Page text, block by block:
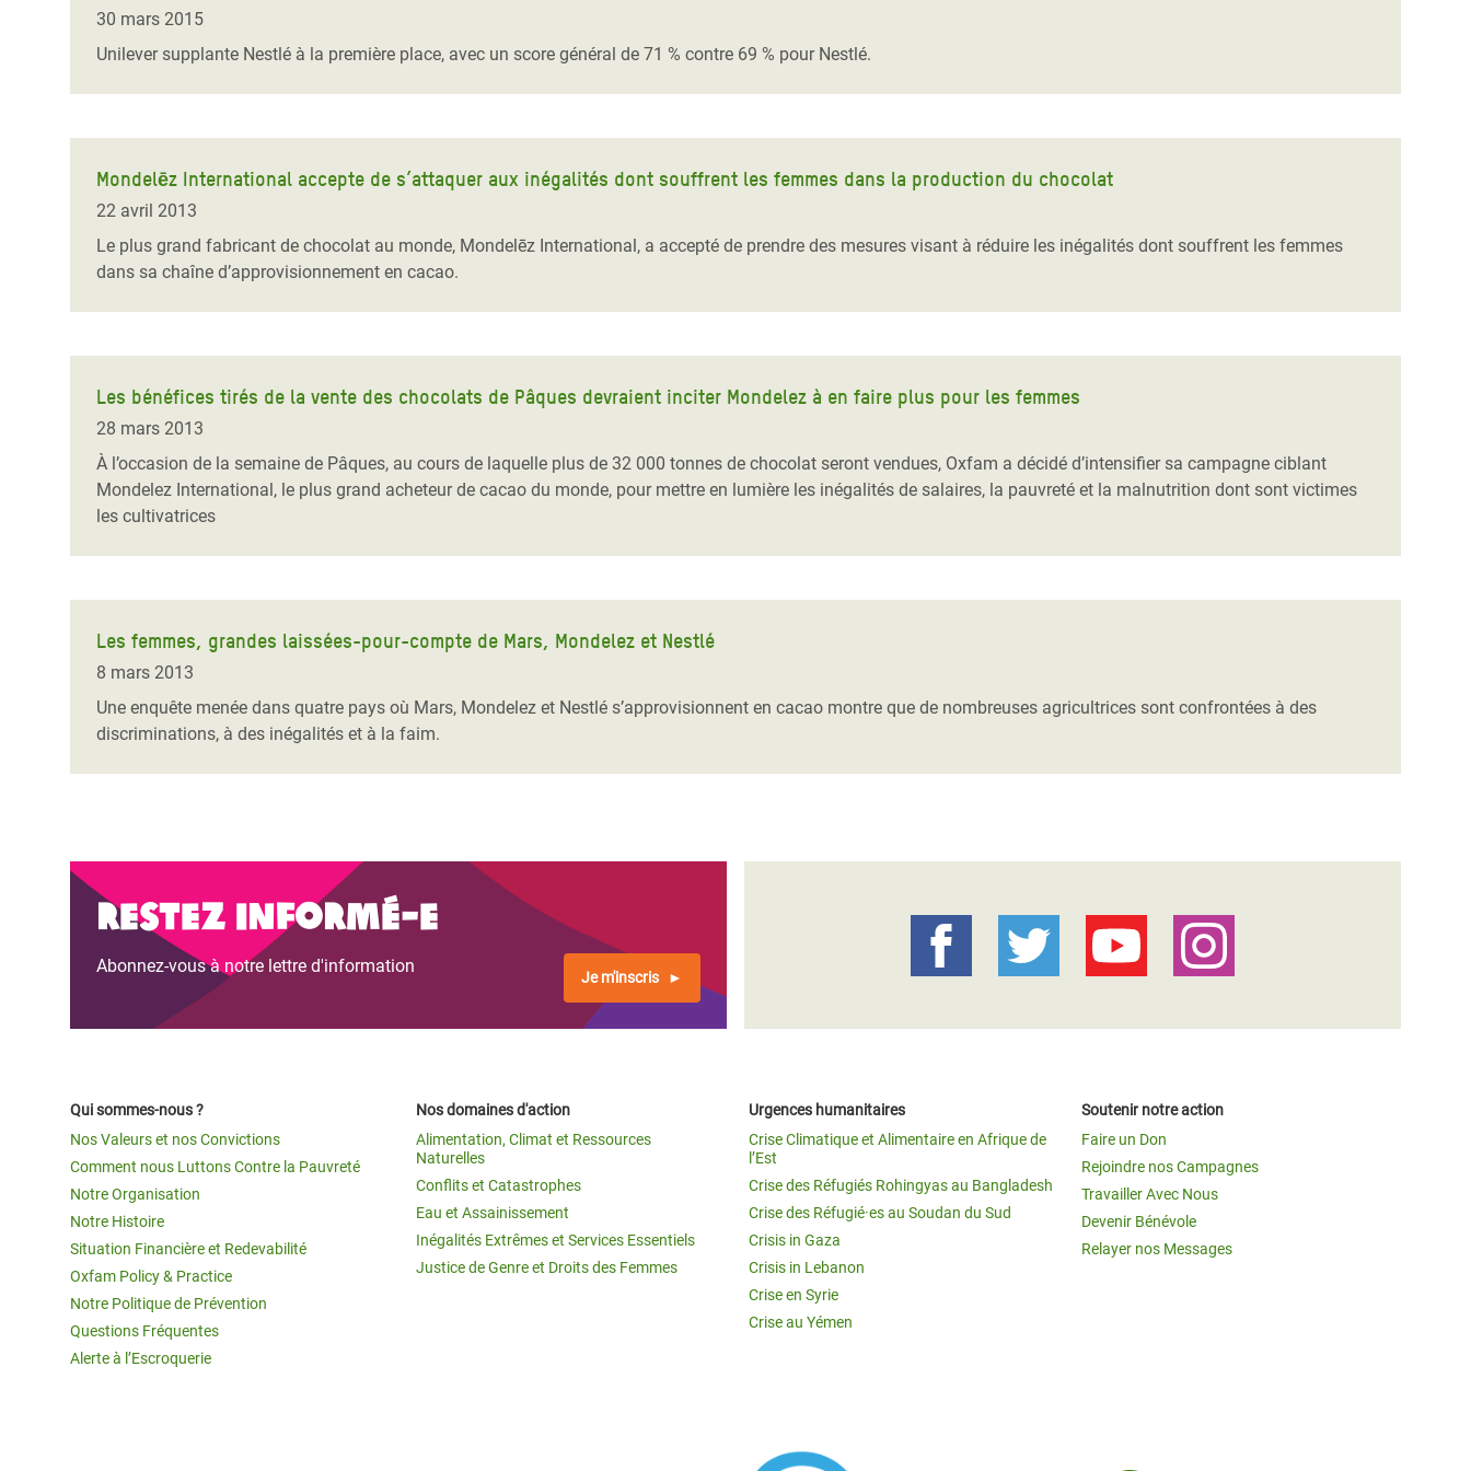
Conflits et Catastrophes
Inégalités Extrêmes et
Services Essentiels
Inequality and Rights in a
Digital Age
Gender, Rights, and Justice
Alimentaire en Afrique de
Crise des Réfugiés Rohingyas
Crise des Réfugié·es au
Soudan du Sud
#MonClimatMonAvenir
Mettons Fin à la Souffrance qui se Cache
Derrière notre Alimentation
Les Violences Faites aux Femmes et aux
Filles, Ça Suffit !
30 mars 2015
Unilever supplante Nestlé à la première place, avec un score général de 71 % contre 69 % pour Nestlé.
Mondelēz International accepte de s’attaquer aux inégalités dont souffrent les femmes dans la production du chocolat
22 avril 2013
Le plus grand fabricant de chocolat au monde, Mondelēz International, a accepté de prendre des mesures visant à réduire les inégalités dont souffrent les femmes
dans sa chaîne d’approvisionnement en cacao.
Les bénéfices tirés de la vente des chocolats de Pâques devraient inciter Mondelez à en faire plus pour les femmes
28 mars 2013
À l’occasion de la semaine de Pâques, au cours de laquelle plus de 32 000 tonnes de chocolat seront vendues, Oxfam a décidé d’intensifier sa campagne ciblant
Mondelez International, le plus grand acheteur de cacao du monde, pour mettre en lumière les inégalités de salaires, la pauvreté et la malnutrition dont sont victimes
les cultivatrices
Les femmes, grandes laissées-pour-compte de Mars, Mondelez et Nestlé
8 mars 2013
Une enquête menée dans quatre pays où Mars, Mondelez et Nestlé s’approvisionnent en cacao montre que de nombreuses agricultrices sont confrontées à des
discriminations, à des inégalités et à la faim.
Restez informé-e
Abonnez-vous à notre lettre d'information
Je m'inscris
Qui sommes-nous ?
Nos Valeurs et nos Convictions
Comment nous Luttons Contre la Pauvreté
Notre Organisation
Notre Histoire
Situation Financière et Redevabilité
Oxfam Policy & Practice
Notre Politique de Prévention
Questions Fréquentes
Alerte à l’Escroquerie
Nos domaines d'action
Alimentation, Climat et Ressources
Naturelles
Conflits et Catastrophes
Eau et Assainissement
Inégalités Extrêmes et Services Essentiels
Justice de Genre et Droits des Femmes
Urgences humanitaires
Crise Climatique et Alimentaire en Afrique de
l’Est
Crise des Réfugiés Rohingyas au Bangladesh
Crise des Réfugié·es au Soudan du Sud
Crisis in Gaza
Crisis in Lebanon
Crise en Syrie
Crise au Yémen
Soutenir notre action
Faire un Don
Rejoindre nos Campagnes
Travailler Avec Nous
Devenir Bénévole
Relayer nos Messages